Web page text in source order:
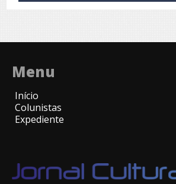
Menu
Início
Colunistas
Expediente